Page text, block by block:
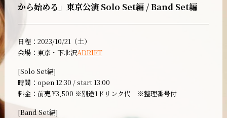
から始める」東京公演 Solo Set編 / Band Set編
日程：2023/10/21（土）
会場：東京・下北沢ADRIFT
[Solo Set編]
時間：open 12:30 / start 13:00
料金：前売 ¥3,500 ※別途1ドリンク代 ※整理番号付
[Band Set編]